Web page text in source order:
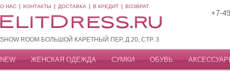
О НАС КОНТАКТЫ ДОСТАВКА В КРЕДИТ ВОЗВРАТ
SHOW ROOM БОЛЬШОЙ КАРЕТНЫЙ ПЕР, Д 20, СТР. 3
+7-
NEW ЖЕНСКАЯ ОДЕЖДА СУМКИ ОБУВЬ